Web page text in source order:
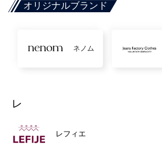
オリジナルブランド
ネノム
レ
レフィエ